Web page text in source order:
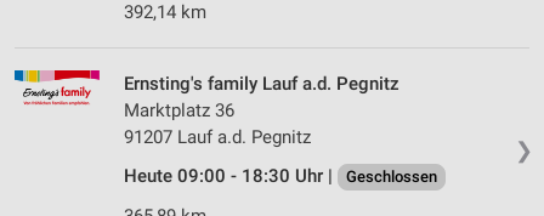
392,14 km
❯
Ernsting's family Lauf a.d. Pegnitz
Marktplatz 36
91207 Lauf a.d. Pegnitz
Heute 09:00 - 18:30 Uhr |
Geschlossen